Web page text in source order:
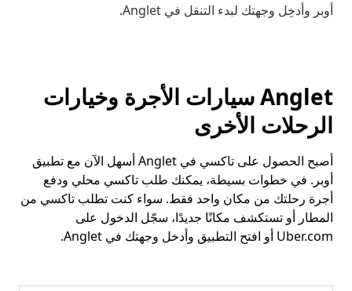
أوبر وأدخِل وجهتك لبدء التنقل في Anglet.
Anglet سيارات الأجرة وخيارات
الرحلات الأخرى
أصبح الحصول على تاكسي في Anglet أسهل الآن مع تطبيق
أوبر. في خطوات بسيطة، يمكنك طلب تاكسي محلي ودفع
أجرة رحلتك من مكان واحد فقط. سواء كنت تطلب تاكسي من
المطار أو تستكشف مكانًا جديدًا، سجّل الدخول على
Uber.com أو افتح التطبيق وأدخل وجهتك في Anglet.